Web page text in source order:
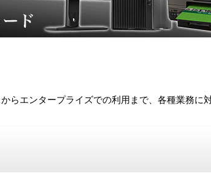
らエンタープライズでの利用まで、各種業務に